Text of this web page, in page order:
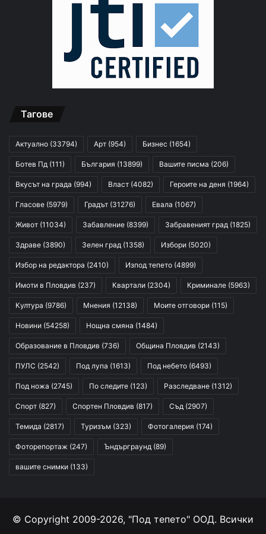
Тагове
Актуално (33794) Арт (954) Бизнес (1654)
Ботев Пд (111) България (13899) Вашите писма (206)
Вкусът на града (994) Власт (4082) Героите на деня (1964)
Гласове (5979) Градът (31276) Евала (1067)
Живот (11034) Забавление (8399) Забравеният град (1825)
Здраве (3890) Зелен град (1358) Избори (5020)
Избор на редактора (2410) Изпод тепето (4899)
Имоти в Пловдив (237) Квартали (2304) Криминале (5963)
Култура (9786) Мнения (12138) Моите отговори (115)
Новини (54258) Нощна смяна (1484)
Образование в Пловдив (736) Община Пловдив (2143)
ПУЛС (2542) Под лупа (1613) Под небето (6493)
Под ножа (2745) По следите (123) Разследване (1312)
Спорт (827) Спортен Пловдив (817) Съд (2907)
Темида (2817) Туризъм (323) Фотогалерия (174)
Фоторепортаж (247) Ъндърграунд (89)
вашите снимки (133)
© Copyright 2009-2026, "Под тепето" ООД. Всички